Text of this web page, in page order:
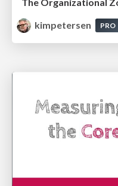
kimpetersen
PRO